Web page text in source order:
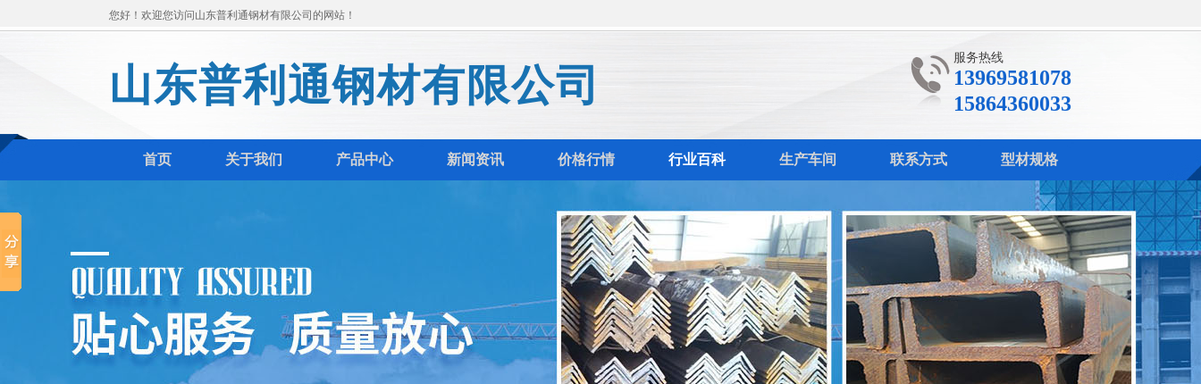
您好！欢迎您访问山东普利通钢材有限公司的网站！
山东普利通钢材有限公司
服务热线
13969581078
15864360033
首页 关于我们 产品中心 新闻资讯 价格行情 行业百科 生产车间 联系方式 型材规格